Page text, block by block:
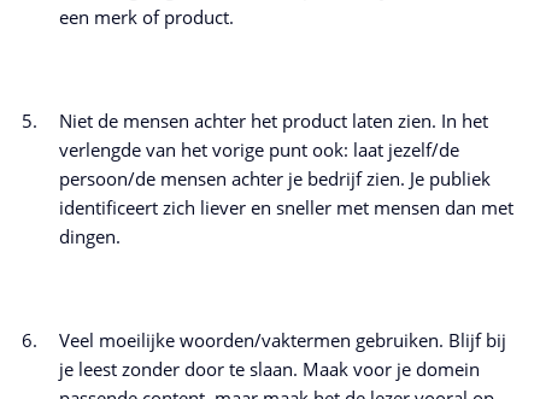
een merk of product.
Niet de mensen achter het product laten zien. In het
verlengde van het vorige punt ook: laat jezelf/de
persoon/de mensen achter je bedrijf zien. Je publiek
identificeert zich liever en sneller met mensen dan met
dingen.
Veel moeilijke woorden/vaktermen gebruiken. Blijf bij
je leest zonder door te slaan. Maak voor je domein